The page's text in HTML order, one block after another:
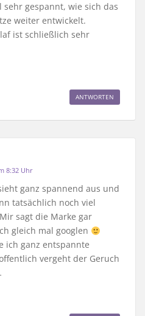
sehr gespannt, wie sich das
weiter entwickelt.
ist schließlich sehr
ANTWORTEN
8:32 Uhr
ganz spannend aus und
tatsächlich noch viel
sagt die Marke gar
gleich mal googlen
ich ganz entspannte
vergeht der Geruch